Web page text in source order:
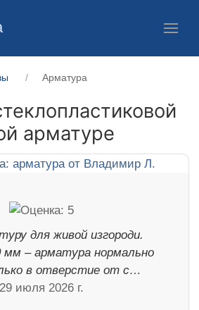
Арматура
арматуре
для живой изгороди.
мм – арматура нормально
в отверстие от с…
29 июля 2026 г.